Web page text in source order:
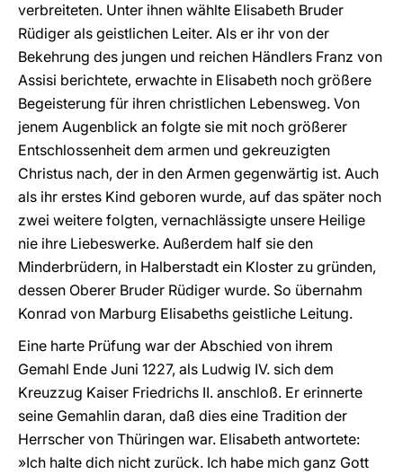
verbreiteten. Unter ihnen wählte Elisabeth Bruder
Rüdiger als geistlichen Leiter. Als er ihr von der
Bekehrung des jungen und reichen Händlers Franz von
Assisi berichtete, erwachte in Elisabeth noch größere
Begeisterung für ihren christlichen Lebensweg. Von
jenem Augenblick an folgte sie mit noch größerer
Entschlossenheit dem armen und gekreuzigten
Christus nach, der in den Armen gegenwärtig ist. Auch
als ihr erstes Kind geboren wurde, auf das später noch
zwei weitere folgten, vernachlässigte unsere Heilige
nie ihre Liebeswerke. Außerdem half sie den
Minderbrüdern, in Halberstadt ein Kloster zu gründen,
dessen Oberer Bruder Rüdiger wurde. So übernahm
Konrad von Marburg Elisabeths geistliche Leitung.
Eine harte Prüfung war der Abschied von ihrem
Gemahl Ende Juni 1227, als Ludwig IV. sich dem
Kreuzzug Kaiser Friedrichs II. anschloß. Er erinnerte
seine Gemahlin daran, daß dies eine Tradition der
Herrscher von Thüringen war. Elisabeth antwortete:
»Ich halte dich nicht zurück. Ich habe mich ganz Gott